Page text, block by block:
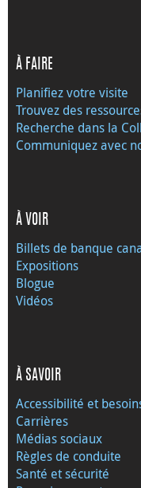
À FAIRE
Planifiez votre visite
Trouvez des
Recherche dans la
Communiquez avec
À VOIR
Billets de banque
Expositions
Blogue
Vidéos
À SAVOIR
Accessibilité et
Carrières
Médias sociaux
Règles de conduite
Santé et sécurité